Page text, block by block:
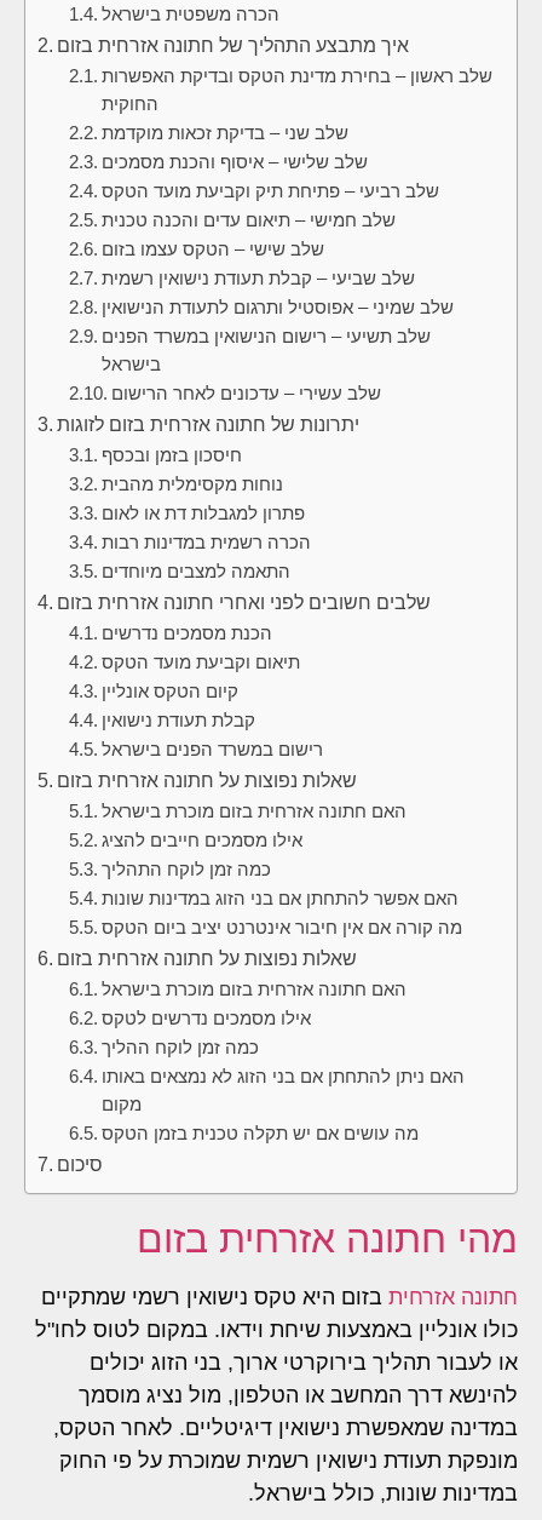
הכרה משפטית בישראל
איך מתבצע התהליך של חתונה אזרחית בזום
שלב ראשון – בחירת מדינת הטקס ובדיקת האפשרות
החוקית
שלב שני – בדיקת זכאות מוקדמת
שלב שלישי – איסוף והכנת מסמכים
שלב רביעי – פתיחת תיק וקביעת מועד הטקס
שלב חמישי – תיאום עדים והכנה טכנית
שלב שישי – הטקס עצמו בזום
שלב שביעי – קבלת תעודת נישואין רשמית
שלב שמיני – אפוסטיל ותרגום לתעודת הנישואין
שלב תשיעי – רישום הנישואין במשרד הפנים
בישראל
שלב עשירי – עדכונים לאחר הרישום
יתרונות של חתונה אזרחית בזום לזוגות
חיסכון בזמן ובכסף
נוחות מקסימלית מהבית
פתרון למגבלות דת או לאום
הכרה רשמית במדינות רבות
התאמה למצבים מיוחדים
שלבים חשובים לפני ואחרי חתונה אזרחית בזום
הכנת מסמכים נדרשים
תיאום וקביעת מועד הטקס
קיום הטקס אונליין
קבלת תעודת נישואין
רישום במשרד הפנים בישראל
שאלות נפוצות על חתונה אזרחית בזום
האם חתונה אזרחית בזום מוכרת בישראל
אילו מסמכים חייבים להציג
כמה זמן לוקח התהליך
האם אפשר להתחתן אם בני הזוג במדינות שונות
מה קורה אם אין חיבור אינטרנט יציב ביום הטקס
שאלות נפוצות על חתונה אזרחית בזום
האם חתונה אזרחית בזום מוכרת בישראל
אילו מסמכים נדרשים לטקס
כמה זמן לוקח ההליך
האם ניתן להתחתן אם בני הזוג לא נמצאים באותו
מקום
מה עושים אם יש תקלה טכנית בזמן הטקס
סיכום
מהי חתונה אזרחית בזום
חתונה אזרחית בזום היא טקס נישואין רשמי שמתקיים
כולו אונליין באמצעות שיחת וידאו. במקום לטוס לחו"ל
או לעבור תהליך בירוקרטי ארוך, בני הזוג יכולים
להינשא דרך המחשב או הטלפון, מול נציג מוסמך
במדינה שמאפשרת נישואין דיגיטליים. לאחר הטקס,
מונפקת תעודת נישואין רשמית שמוכרת על פי החוק
במדינות שונות, כולל בישראל.